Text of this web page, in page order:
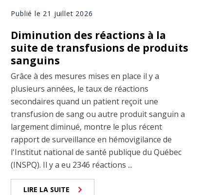
Publié le 21 juillet 2026
Diminution des réactions à la
suite de transfusions de produits
sanguins
Grâce à des mesures mises en place il y a
plusieurs années, le taux de réactions
secondaires quand un patient reçoit une
transfusion de sang ou autre produit sanguin a
largement diminué, montre le plus récent
rapport de surveillance en hémovigilance de
l'Institut national de santé publique du Québec
(INSPQ). Il y a eu 2346 réactions ...
LIRE LA SUITE